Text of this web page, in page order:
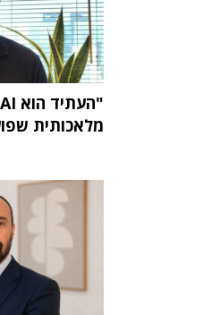
מלאכותית